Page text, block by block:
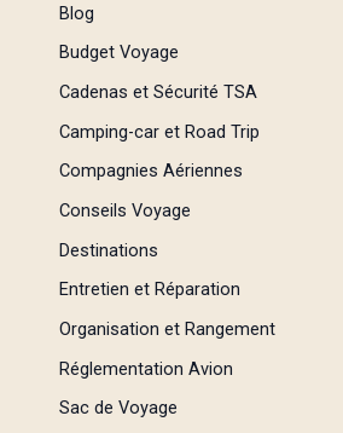
Blog
Budget Voyage
Cadenas et Sécurité TSA
Camping-car et Road Trip
Compagnies Aériennes
Conseils Voyage
Destinations
Entretien et Réparation
Organisation et Rangement
Réglementation Avion
Sac de Voyage